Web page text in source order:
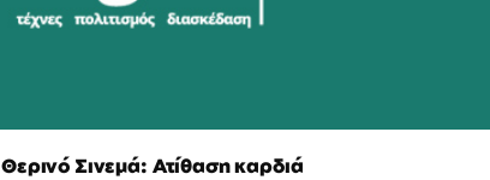
Θερινό Σινεμά: Ατίθαση καρδιά